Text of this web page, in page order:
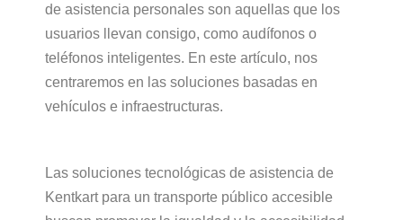
de asistencia personales son aquellas que los
usuarios llevan consigo, como audífonos o
teléfonos inteligentes. En este artículo, nos
centraremos en las soluciones basadas en
vehículos e infraestructuras.
Las soluciones tecnológicas de asistencia de
Kentkart para un transporte público accesible